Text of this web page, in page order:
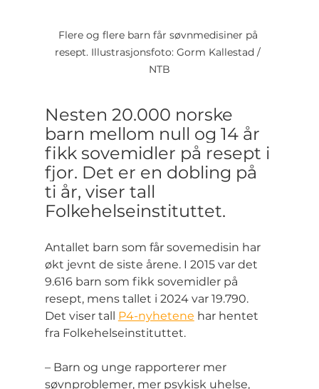
Flere og flere barn får søvnmedisiner på
resept. Illustrasjonsfoto: Gorm Kallestad /
NTB
Nesten 20.000 norske
barn mellom null og 14 år
fikk sovemidler på resept i
fjor. Det er en dobling på
ti år, viser tall
Folkehelseinstituttet.
Antallet barn som får sovemedisin har
økt jevnt de siste årene. I 2015 var det
9.616 barn som fikk sovemidler på
resept, mens tallet i 2024 var 19.790.
Det viser tall P4-nyhetene har hentet
fra Folkehelseinstituttet.
– Barn og unge rapporterer mer
søvnproblemer, mer psykisk uhelse,